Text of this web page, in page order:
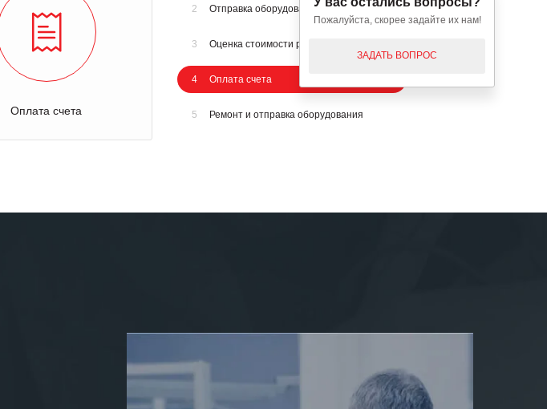
Оплата счета
2 Отправка оборудования на осмотр
3 Оценка стоимости ремонта
4 Оплата счета
5 Ремонт и отправка оборудования
Пожалуйста, скорее задайте их нам!
ЗАДАТЬ ВОПРОС